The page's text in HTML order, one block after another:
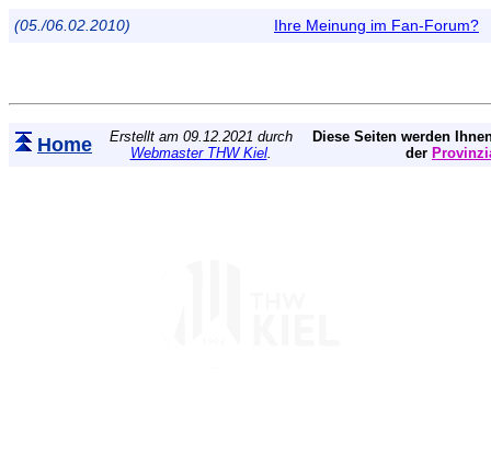
(05./06.02.2010) Ihre Meinung im Fan-Forum?
Home
Erstellt am 09.12.2021 durch
Webmaster THW Kiel.
Diese Seiten werden
der